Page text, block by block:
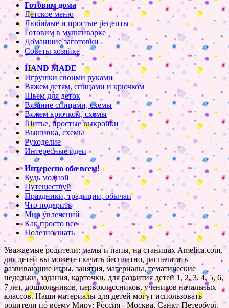
Готовим дома
Детское меню
Любимые и простые рецепты
Готовим в мультиварке
Домашние заготовки
Советы хозяйке
HAND MADE
Игрушки своими руками
Вяжем детям, спицами и крючком
Шьем для деток
Вязание спицами, схемы
Вяжем крючком, схемы
Шитье, простые выкройки
Вышивка, схемы
Рукоделие
Интересные идеи
Интересно обо всем!
Будь модной
Путешествуй
Праздники, традиции, обычаи
Что подарить
Мир увлечений
Как просто все
Полезно знать
Уважаемые родители: мамы и папы, на станицах Amelica.com,
для детей вы можете скачать бесплатно, распечатать
развивающие игры, занятия, материалы, тематические
недельки, задания, карточки, для развития детей 1, 2, 3, 4, 5, 6,
7 лет, дошкольников, первоклассников, учеников начальных
классов. Наши материалы для детей могут использовать
родители по всему Миру: Россия - Москва, Санкт-Петербург,